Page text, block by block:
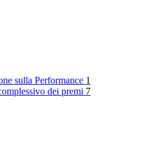
sulla Performance 1
dei premi 7